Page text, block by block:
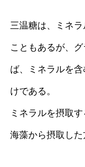
三温糖は、ミネ
こともあるが、
ば、ミネラルを
けである。
ミネラルを摂取
海藻から摂取した